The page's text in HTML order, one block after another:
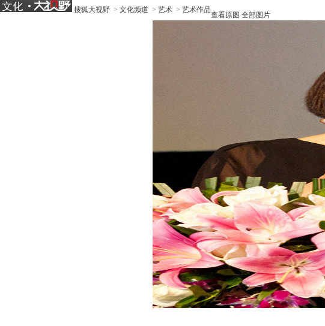
搜狐大视野 > 文化频道 > 艺术 > 艺术作品
查看原图 全部图片